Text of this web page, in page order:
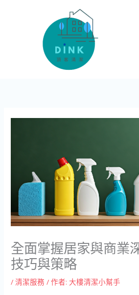
全面掌握居家與商業
技巧與策略
/清潔服務 / 作者: 大樓清潔小幫手